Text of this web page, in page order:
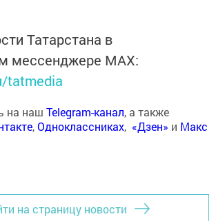
Татарстана в
мессенджере MАХ:
tatmedia
на наш Telegram-канал, а также
,Одноклассниках, «Дзен» и Макс
на страницу новости